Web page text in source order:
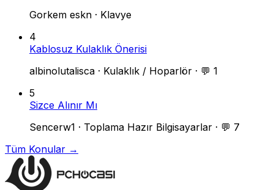
Gorkem eskn · Klavye
4
Kablosuz Kulaklık Önerisi
albinolutalisca · Kulaklık / Hoparlör · 💬 1
5
Sizce Alınır Mı
Sencerw1 · Toplama Hazır Bilgisayarlar · 💬 7
Tüm Konular →